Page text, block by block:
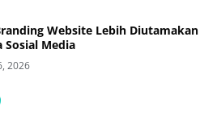
Website Lebih Diutamakan
Sosial Media
2026